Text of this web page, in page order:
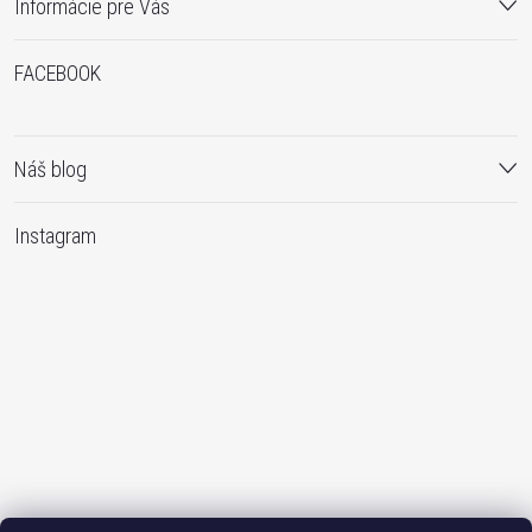
Informácie pre Vás
FACEBOOK
Náš blog
Instagram